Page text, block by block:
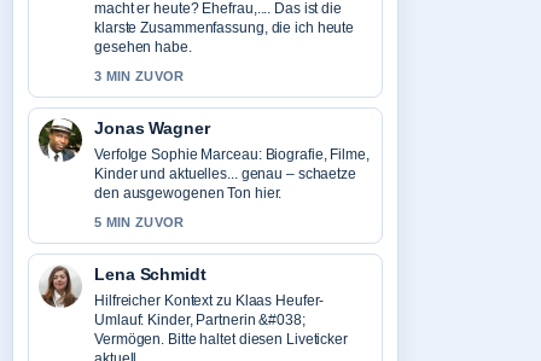
macht er heute? Ehefrau,.... Das ist die
klarste Zusammenfassung, die ich heute
gesehen habe.
3 MIN ZUVOR
Jonas Wagner
Verfolge Sophie Marceau: Biografie, Filme,
Kinder und aktuelles... genau – schaetze
den ausgewogenen Ton hier.
5 MIN ZUVOR
Lena Schmidt
Hilfreicher Kontext zu Klaas Heufer-
Umlauf: Kinder, Partnerin &#038;
Vermögen. Bitte haltet diesen Liveticker